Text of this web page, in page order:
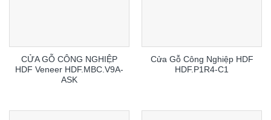
CỬA GỖ CÔNG NGHIỆP
HDF Veneer HDF.MBC.V9A-
ASK
Cửa Gỗ Công Nghiệp HDF
HDF.P1R4-C1